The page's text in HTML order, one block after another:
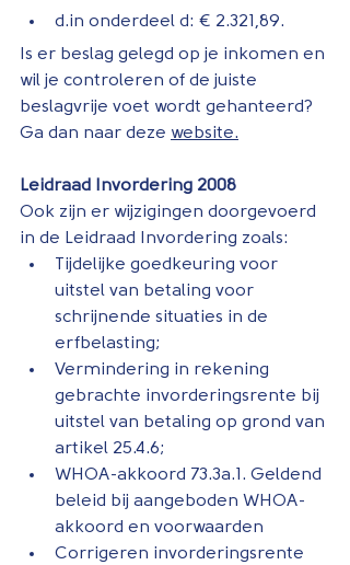
d.in onderdeel d: € 2.321,89.
Is er beslag gelegd op je inkomen en
wil je controleren of de juiste
beslagvrije voet wordt gehanteerd?
Ga dan naar deze website.
Leidraad Invordering 2008
Ook zijn er wijzigingen doorgevoerd
in de Leidraad Invordering zoals:
Tijdelijke goedkeuring voor
uitstel van betaling voor
schrijnende situaties in de
erfbelasting;
Vermindering in rekening
gebrachte invorderingsrente bij
uitstel van betaling op grond van
artikel 25.4.6;
WHOA-akkoord 73.3a.1. Geldend
beleid bij aangeboden WHOA-
akkoord en voorwaarden
Corrigeren invorderingsrente